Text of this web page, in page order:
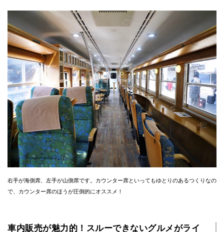
右手が海側席、左手が山側席です。カウンター席といってもゆとりのあるつくりなの
で、カウンター席のほうが圧倒的にオススメ！
車内販売が魅力的！スルーできないグルメがライ